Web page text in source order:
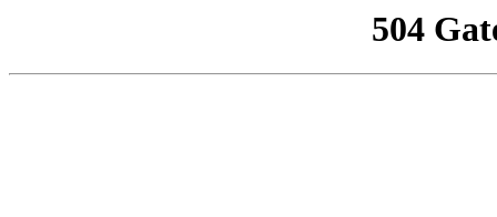
504